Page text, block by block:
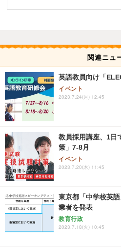
関連ニュ
英語教員向け「
イベント
2023.7.24(月) 12:45
教員採用講座、1日
策」7-8月
イベント
2023.7.20(木) 11:45
東京都「中学校英
業者を発表
教育行政
2023.7.18(火) 10:45